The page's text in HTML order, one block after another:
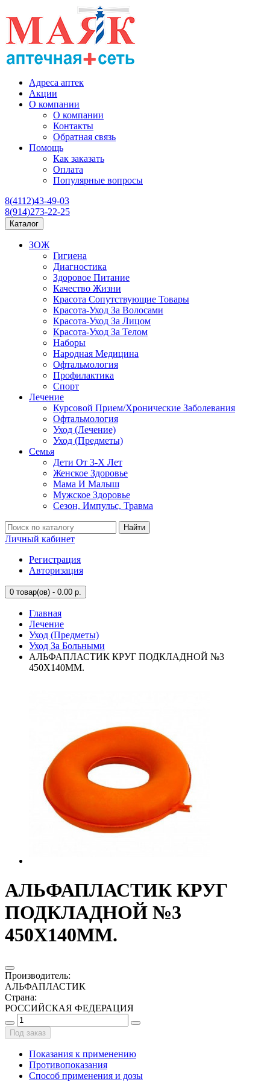
Адреса аптек
Акции
О компании
О компании
Контакты
Обратная связь
Помощь
Как заказать
Оплата
Популярные вопросы
8(4112)43-49-03
8(914)273-22-25
Каталог
ЗОЖ
Гигиена
Диагностика
Здоровое Питание
Качество Жизни
Красота Сопутствующие Товары
Красота-Уход За Волосами
Красота-Уход За Лицом
Красота-Уход За Телом
Наборы
Народная Медицина
Офтальмология
Профилактика
Спорт
Лечение
Курсовой Прием/Хронические Заболевания
Офтальмология
Уход (Лечение)
Уход (Предметы)
Семья
Дети От 3-Х Лет
Женское Здоровье
Мама И Малыш
Мужское Здоровье
Сезон, Импульс, Травма
Найти
Личный кабинет
Регистрация
Авторизация
0 товар(ов) - 0.00 р.
Главная
Лечение
Уход (Предметы)
Уход За Больными
АЛЬФАПЛАСТИК КРУГ ПОДКЛАДНОЙ №3
450Х140ММ.
АЛЬФАПЛАСТИК КРУГ
ПОДКЛАДНОЙ №3
450Х140ММ.
Производитель:
АЛЬФАПЛАСТИК
Страна:
РОССИЙСКАЯ ФЕДЕРАЦИЯ
Под заказ
Показания к применению
Противопоказания
Способ применения и дозы